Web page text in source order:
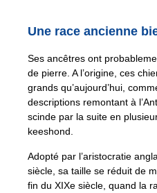
Une race ancienne
Ses ancêtres ont
de pierre. A l’origine, ces
grands qu’aujourd’hui,
descriptions remontant à
scinde par la suite en
keeshond.
Adopté par l’aristocratie
siècle, sa taille se réduit de
fin du XIXe siècle, quand la